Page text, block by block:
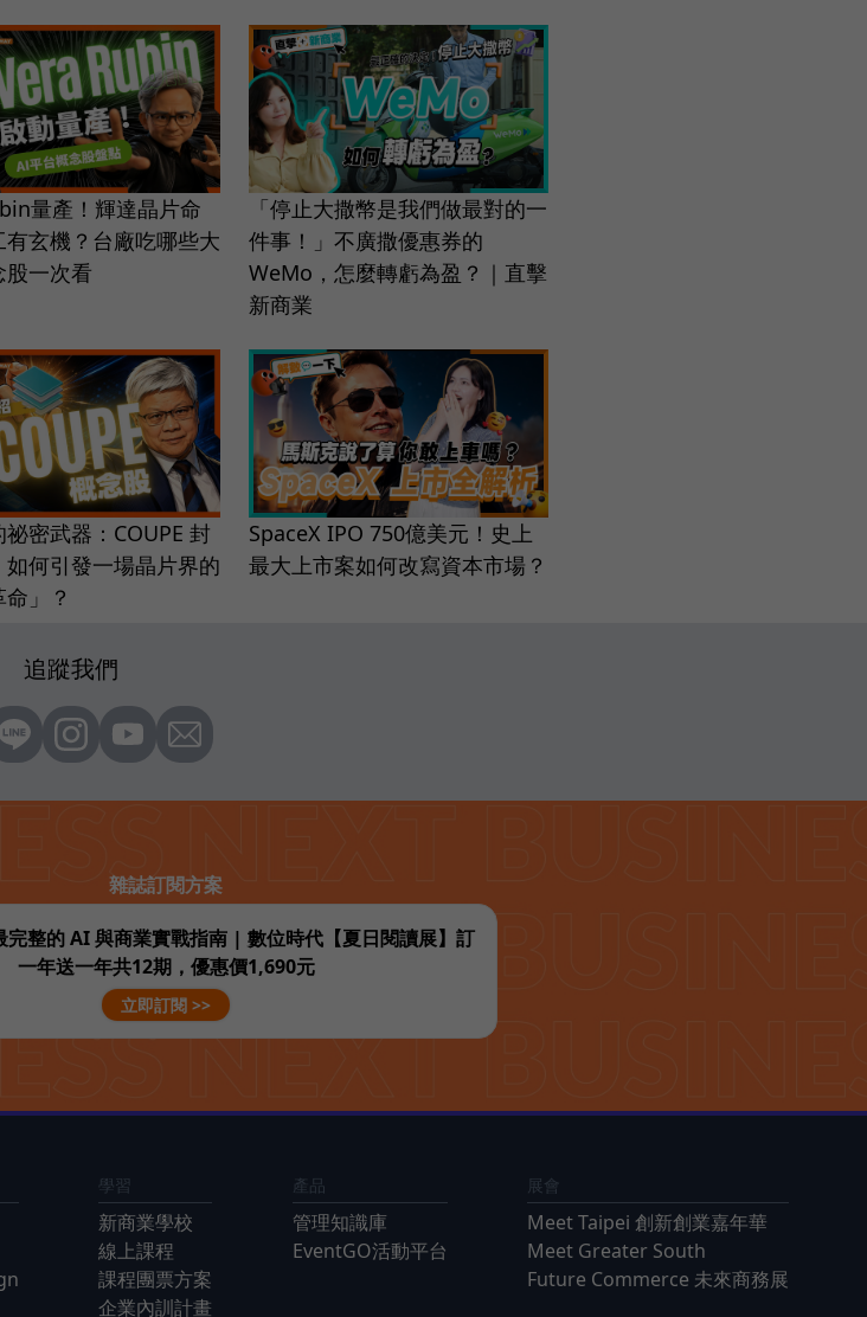
量產！輝達晶片命
有玄機？台廠吃哪些大
一次看
「停止大撒幣是我們做最對的一
件事！」不廣撒優惠券的
WeMo，怎麼轉虧為盈？｜直擊
新商業
密武器：COUPE 封
如何引發一場晶片界的
命」？
SpaceX IPO 750億美元！史上
最大上市案如何改寫資本市場？
追蹤我們
雜誌訂閱方案
完整的 AI 與商業實戰指南 | 數位時代【夏日閱讀展】訂
一年送一年共12期，優惠價1,690元
立即訂閱 >>
學習
新商業學校
線上課程
課程團票方案
企業內訓計畫
產品
管理知識庫
EventGO活動平台
展會
Meet Taipei 創新創業嘉年華
Meet Greater South
Future Commerce 未來商務展